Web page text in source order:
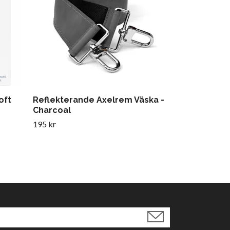
Reflekterande Axelrem Väska -
Charcoal
195 kr